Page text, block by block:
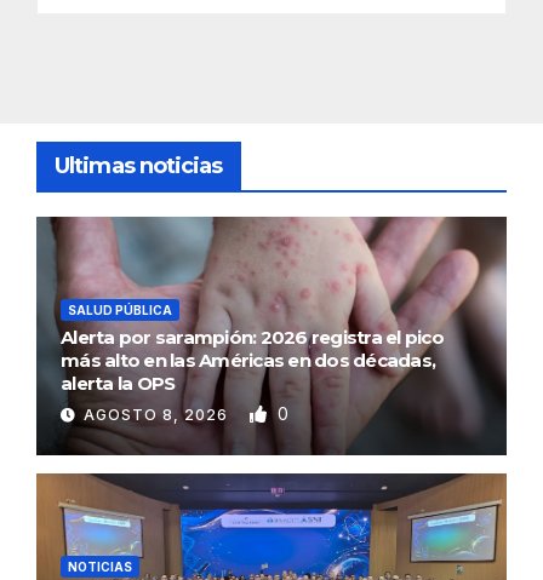
Ultimas noticias
SALUD PÚBLICA
Alerta por sarampión: 2026 registra el pico
más alto en las Américas en dos décadas,
alerta la OPS
AGOSTO 8, 2026 0
NOTICIAS